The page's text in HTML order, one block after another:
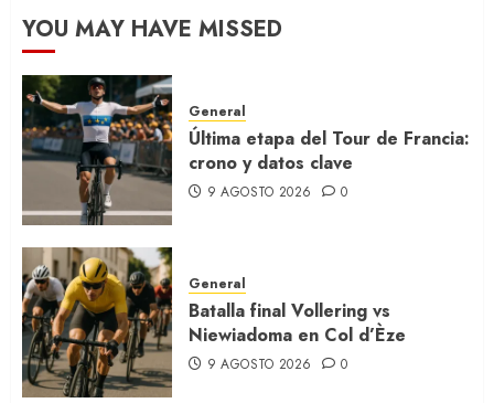
YOU MAY HAVE MISSED
General
Última etapa del Tour de Francia:
crono y datos clave
9 AGOSTO 2026 0
General
Batalla final Vollering vs
Niewiadoma en Col d’Èze
9 AGOSTO 2026 0